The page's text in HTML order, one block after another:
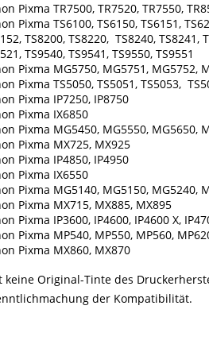
Pixma TR7500, TR7520, TR7550,
Pixma TS6100, TS6150, TS6151,
TS8200, TS8220, TS8240, TS8241,
TS9540, TS9541, TS9550, TS9551
Pixma MG5750, MG5751, MG5752,
Pixma TS5050, TS5051, TS5053,
Pixma IP7250, IP8750
Pixma IX6850
Pixma MG5450, MG5550, MG5650,
Pixma MX725, MX925
Pixma IP4850, IP4950
Pixma IX6550
Pixma MG5140, MG5150, MG5240,
Pixma MX715, MX885, MX895
Pixma IP3600, IP4600, IP4600 X,
Pixma MP540, MP550, MP560,
Pixma MX860, MX870
keine Original-Tinte des
der Kompatibilität.